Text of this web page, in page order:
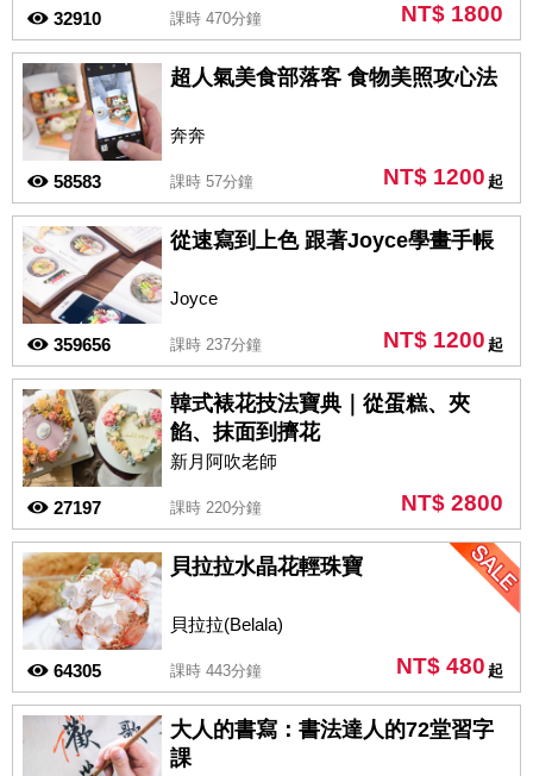
課時 470分鐘
32910 NT$ 1800
奔奔
超人氣美食部落客 食物美照攻心法
課時 57分鐘
58583 NT$ 1200 起
Joyce
從速寫到上色 跟著Joyce學畫手帳
課時 237分鐘
359656 NT$ 1200 起
新月阿吹老師
韓式裱花技法寶典｜從蛋糕、夾
餡、抹面到擠花
課時 220分鐘
27197 NT$ 2800
貝拉拉(Belala)
貝拉拉水晶花輕珠寶
課時 443分鐘
64305 NT$ 480 起
大人的書寫：書法達人的72堂習字
課